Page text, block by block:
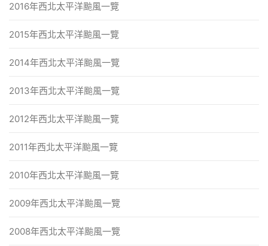
2016年西北太平洋颱風一覽
2015年西北太平洋颱風一覽
2014年西北太平洋颱風一覽
2013年西北太平洋颱風一覽
2012年西北太平洋颱風一覽
2011年西北太平洋颱風一覽
2010年西北太平洋颱風一覽
2009年西北太平洋颱風一覽
2008年西北太平洋颱風一覽